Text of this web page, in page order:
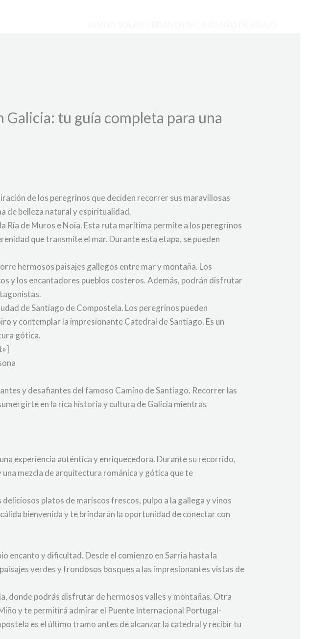
Galicia: tu guía completa para una
de los peregrinos que deciden recorrer sus maravillosas
de belleza natural y espiritualidad.
Ría de Muros e Noia. Esta ruta marítima permite a los peregrinos
que transmite el mar. Durante esta etapa, se pueden
hermosos paisajes gallegos entre mar y montaña. Los
y los encantadores pueblos costeros. Además, podrán disfrutar
de Santiago de Compostela. Los peregrinos pueden
y contemplar la impresionante Catedral de Santiago. Es un
gótica.
y desafiantes del famoso Camino de Santiago. Recorrer las
en la rica historia y cultura de Galicia mientras
experiencia auténtica y enriquecedora. Durante su recorrido,
mezcla de arquitectura románica y gótica que te
platos de mariscos frescos, pulpo a la gallega y vinos
bienvenida y te brindarán la oportunidad de conectar con
encanto y dificultad. Desde el comienzo en Sarria hasta la
verdes y frondosos bosques a las impresionantes vistas de
donde podrás disfrutar de hermosos valles y montañas. Otra
y te permitirá admirar el Puente Internacional Portugal-
es el último tramo antes de alcanzar la catedral y recibir tu